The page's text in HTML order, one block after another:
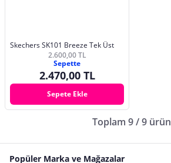
Skechers SK101 Breeze Tek Üst
2.600,00 TL
Sepette
2.470,00 TL
Sepete Ekle
Toplam 9 / 9 ürün
Popüler Marka ve Mağazalar